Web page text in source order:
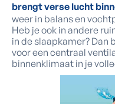
brengt verse lucht
weer in balans en
Heb je ook in andere
in de slaapkamer? Dan
voor een centraal
binnenklimaat in je